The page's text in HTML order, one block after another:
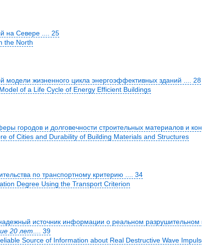
на Севере .... 25
the North
модели жизненного цикла энергоэффективных зданий .... 28
of a Life Cycle of Energy Efficient Buildings
городов и долговечности строительных материалов и
of Cities and Durability of Building Materials and Structures
по транспортному критерию .... 34
Degree Using the Transport Criterion
источник информации о реальном
20 лет.... 39
Source of Information about Real Destructive Wave